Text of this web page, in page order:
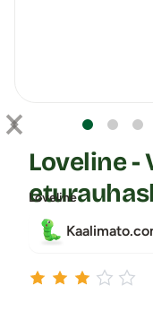
Loveline
Loveline -